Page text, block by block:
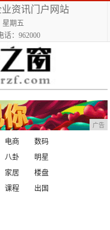
资讯门户网站
星期五
话：962000
广告
电商
数码
八卦
明星
家居
楼盘
课程
出国